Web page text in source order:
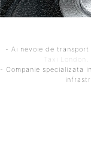
- Ai nevoie de transport
Taxi London .
- Companie specializata